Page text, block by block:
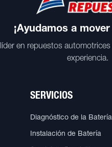
¡Ayudamos a
en repuestos
experiencia.
SERVICIOS
Diagnóstico de la Batería
Instalación de Batería